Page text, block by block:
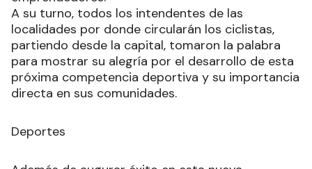
A su turno, todos los intendentes de las
localidades por donde circularán los ciclistas,
partiendo desde la capital, tomaron la palabra
para mostrar su alegría por el desarrollo de esta
próxima competencia deportiva y su importancia
directa en sus comunidades.
Deportes